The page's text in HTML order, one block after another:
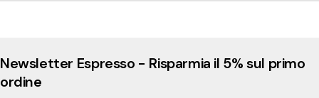
Newsletter Espresso - Risparmia il 5% sul primo
ordine